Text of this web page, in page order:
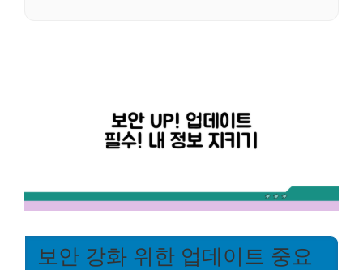
보안 강화 위한 업데이트 중요